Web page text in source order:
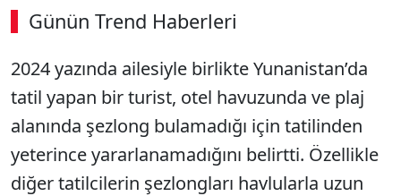
Günün Trend Haberleri
00:02 / 08:06
Sesi Aç
2024 yazında ailesiyle birlikte Yunanistan’da
tatil yapan bir turist, otel havuzunda ve plaj
alanında şezlong bulamadığı için tatilinden
yeterince yararlanamadığını belirtti. Özellikle
diğer tatilcilerin şezlongları havlularla uzun